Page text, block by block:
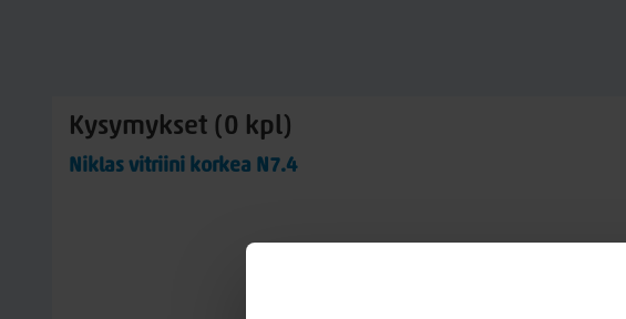
Kysymykset (0 kpl)
Niklas vitriini korkea N7.4